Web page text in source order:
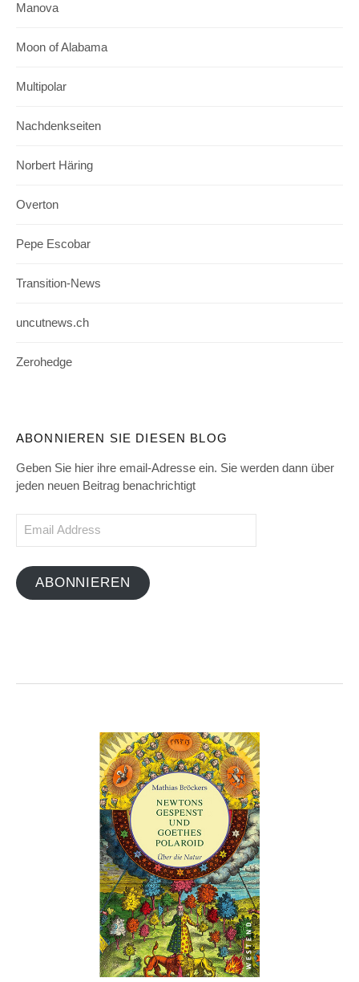
Manova
Moon of Alabama
Multipolar
Nachdenkseiten
Norbert Häring
Overton
Pepe Escobar
Transition-News
uncutnews.ch
Zerohedge
ABONNIEREN SIE DIESEN BLOG
Geben Sie hier ihre email-Adresse ein. Sie werden dann über
jeden neuen Beitrag benachrichtigt
ABONNIEREN